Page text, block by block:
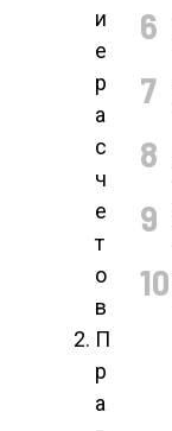
и
е
р
а
с
ч
е
т
о
в
П
р
а